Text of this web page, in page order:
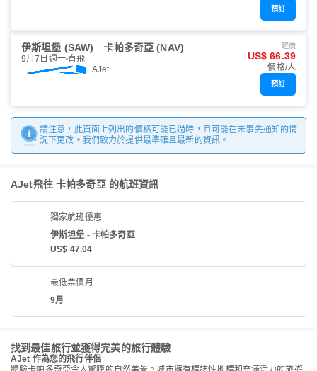
預訂
伊斯坦堡 (SAW) 卡帕多奇亞 (NAV)
9月7日週一 直飛
AJet
起價
US$ 66.39
價格/人
預訂
請注意，此頁面上列出的價格可能已過時，且可能在未事先通知的情
況下更改。我們致力於提供最準確且最新的資訊。
AJet飛往 卡帕多奇亞 的航班資訊
獨家航班優惠
伊斯坦堡 - 卡帕多奇亞
US$ 47.04
最低票價月
9月
找到最佳旅行並獲得完美的旅行體驗
AJet 作為您的飛行伴侶